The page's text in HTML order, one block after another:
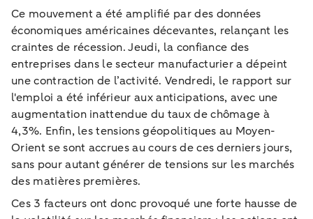
Ce mouvement a été amplifié par des données
économiques américaines décevantes, relançant les
craintes de récession. Jeudi, la confiance des
entreprises dans le secteur manufacturier a dépeint
une contraction de l’activité. Vendredi, le rapport sur
l'emploi a été inférieur aux anticipations, avec une
augmentation inattendue du taux de chômage à
4,3%. Enfin, les tensions géopolitiques au Moyen-
Orient se sont accrues au cours de ces derniers jours,
sans pour autant générer de tensions sur les marchés
des matières premières.
Ces 3 facteurs ont donc provoqué une forte hausse de